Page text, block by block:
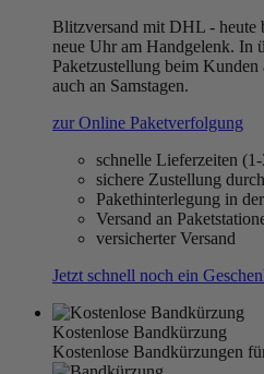
Blitzversand mit DHL - heute
neue Uhr am Handgelenk. In
Paketzustellung beim
auch an Samstagen.
zur Online Paketverfolgung
schnelle Lieferzeiten
sichere Zustellung
Pakethinterlegung in
Versand an
versicherter Versand
Jetzt schnell noch ein
Kostenlose Bandkürzung
Kostenlose Bandkürzungen